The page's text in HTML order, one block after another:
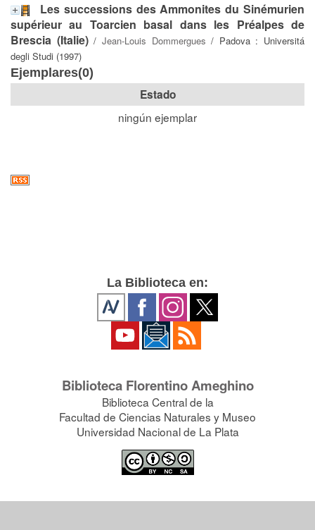
Les successions des Ammonites du Sinémurien
supérieur au Toarcien basal dans les Préalpes de
Brescia (Italie)/ Jean-Louis Dommergues / Padova : Universitá
degli Studi (1997)
Ejemplares(0)
Estado
ningún ejemplar
La Biblioteca en:
Biblioteca Florentino Ameghino
Biblioteca Central de la
Facultad de Ciencias Naturales y Museo
Universidad Nacional de La Plata